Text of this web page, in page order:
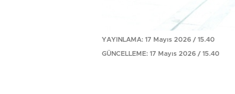
YAYINLAMA: 17 Mayıs 2026 / 15.40
GÜNCELLEME: 17 Mayıs 2026 / 15.40